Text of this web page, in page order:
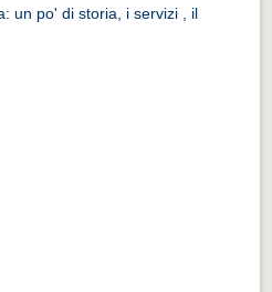
un po' di storia, i servizi , il